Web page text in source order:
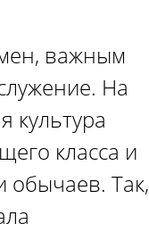
важным
На
культура
класса и
обычаев.